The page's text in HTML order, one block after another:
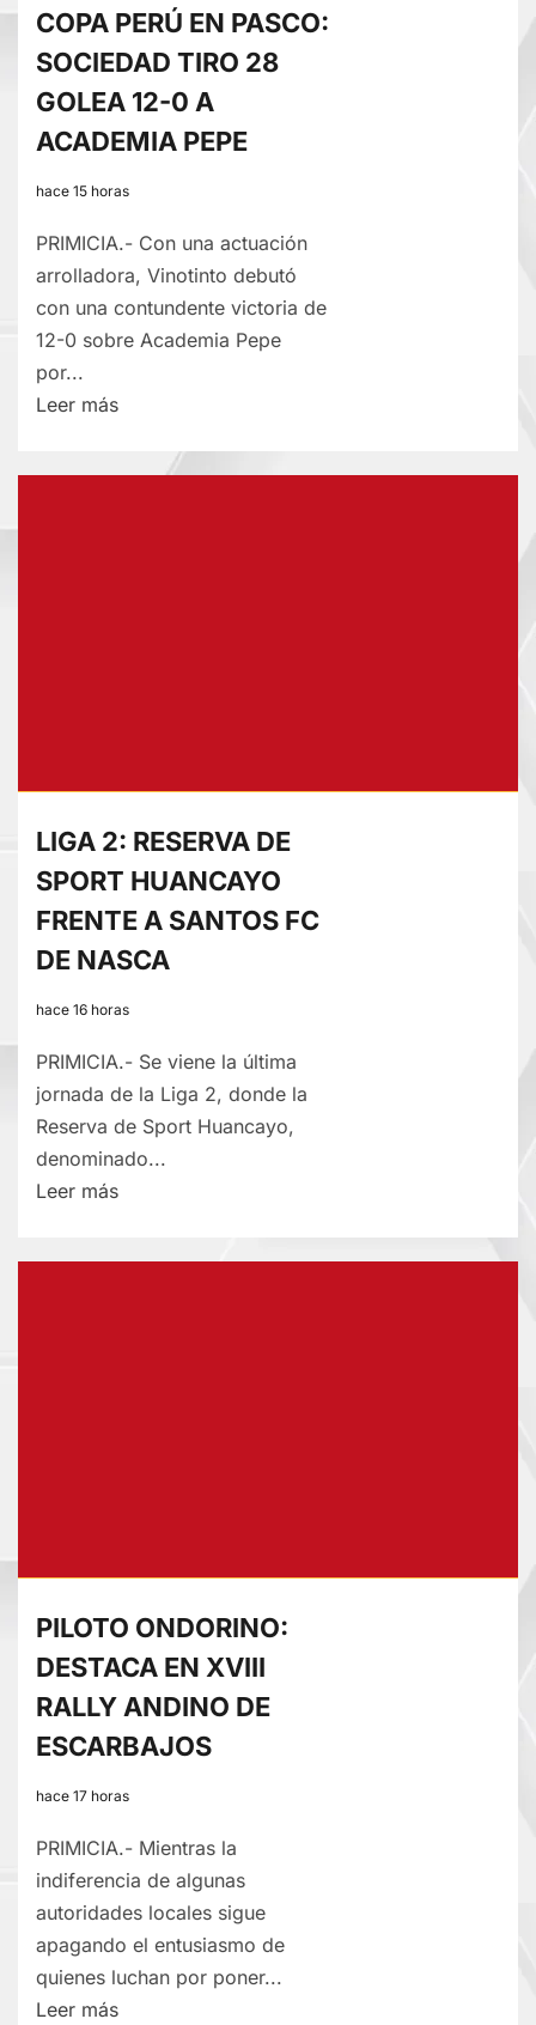
COPA PERÚ EN PASCO:
SOCIEDAD TIRO 28
GOLEA 12-0 A
ACADEMIA PEPE
hace 15 horas
PRIMICIA.- Con una actuación
arrolladora, Vinotinto debutó
con una contundente victoria de
12-0 sobre Academia Pepe
por...
Leer másLee
sobre
0
ACADEMIA
PEPE
LIGA 2: RESERVA DE
SPORT HUANCAYO
FRENTE A SANTOS FC
DE NASCA
hace 16 horas
PRIMICIA.- Se viene la última
jornada de la Liga 2, donde la
Reserva de Sport Huancayo,
denominado...
Leer másLee
FC
NASCA
PILOTO ONDORINO:
DESTACA EN XVIII
RALLY ANDINO DE
ESCARBAJOS
hace 17 horas
PRIMICIA.- Mientras la
indiferencia de algunas
autoridades locales sigue
apagando el entusiasmo de
quienes luchan por poner...
Leer másLee